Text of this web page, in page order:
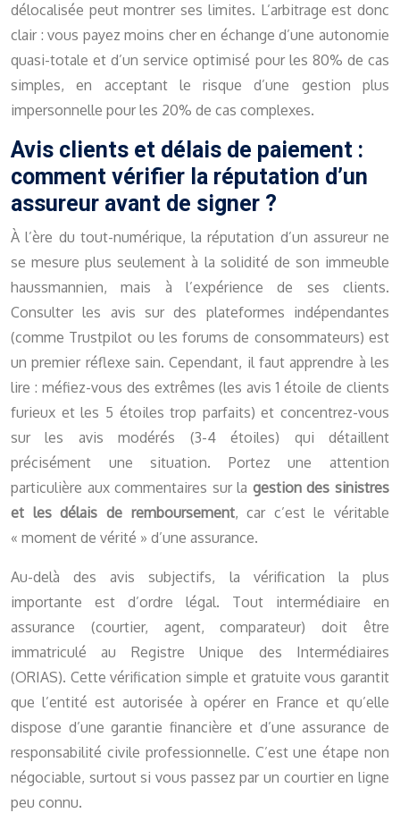
délocalisée peut montrer ses limites. L’arbitrage est donc
clair : vous payez moins cher en échange d’une autonomie
quasi-totale et d’un service optimisé pour les 80% de cas
simples, en acceptant le risque d’une gestion plus
impersonnelle pour les 20% de cas complexes.
Avis clients et délais de paiement :
comment vérifier la réputation d’un
assureur avant de signer ?
À l’ère du tout-numérique, la réputation d’un assureur ne
se mesure plus seulement à la solidité de son immeuble
haussmannien, mais à l’expérience de ses clients.
Consulter les avis sur des plateformes indépendantes
(comme Trustpilot ou les forums de consommateurs) est
un premier réflexe sain. Cependant, il faut apprendre à les
lire : méfiez-vous des extrêmes (les avis 1 étoile de clients
furieux et les 5 étoiles trop parfaits) et concentrez-vous
sur les avis modérés (3-4 étoiles) qui détaillent
précisément une situation. Portez une attention
particulière aux commentaires sur la gestion des sinistres
et les délais de remboursement, car c’est le véritable
« moment de vérité » d’une assurance.
Au-delà des avis subjectifs, la vérification la plus
importante est d’ordre légal. Tout intermédiaire en
assurance (courtier, agent, comparateur) doit être
immatriculé au Registre Unique des Intermédiaires
(ORIAS). Cette vérification simple et gratuite vous garantit
que l’entité est autorisée à opérer en France et qu’elle
dispose d’une garantie financière et d’une assurance de
responsabilité civile professionnelle. C’est une étape non
négociable, surtout si vous passez par un courtier en ligne
peu connu.